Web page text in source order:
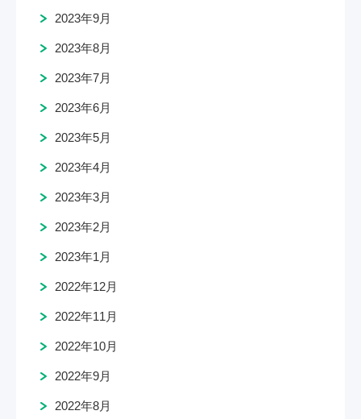
2023年9月
2023年8月
2023年7月
2023年6月
2023年5月
2023年4月
2023年3月
2023年2月
2023年1月
2022年12月
2022年11月
2022年10月
2022年9月
2022年8月